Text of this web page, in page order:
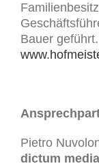
Bauer
Pietro
dictum media